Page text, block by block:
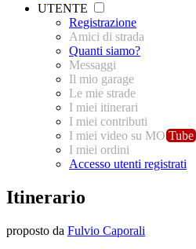
UTENTE
Registrazione
Amici di strada
Quanti siamo?
Messaggi
Il mio garage
Le mie strade
I miei itinerari
I miei contributi
I miei video su MO Tube
I miei ordini
Accesso utenti registrati
Itinerario
proposto da Fulvio Caporali